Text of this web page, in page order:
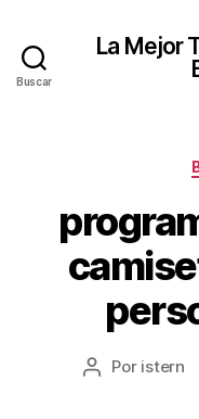
Buscar
La Mejor
Autor
Por istern